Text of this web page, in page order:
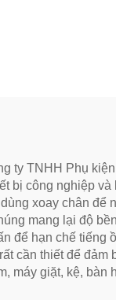
ty TNHH Phụ
bị công nghiệp
xoay chân
mang lại độ
để hạn chế tiếng
cần thiết để
máy giặt, kệ,